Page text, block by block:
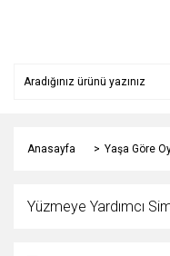
Anasayfa Yaşa Göre
Yüzmeye Yardımcı